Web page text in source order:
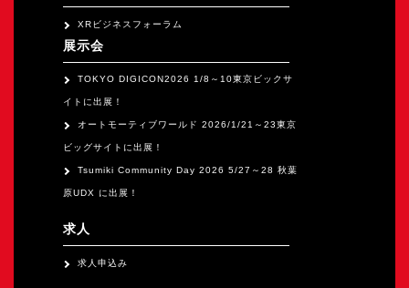
XRビジネスフォーラム
展示会
TOKYO DIGICON2026 1/8～10東京ビックサ
イトに出展！
オートモーティブワールド 2026/1/21～23東京
ビッグサイトに出展！
Tsumiki Community Day 2026 5/27～28 秋葉
原UDX に出展！
求人
求人申込み